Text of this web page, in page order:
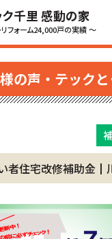
ク千里 感動の家
フォーム24,000戸の実績 ～
の声・テック
者住宅改修補助金┃